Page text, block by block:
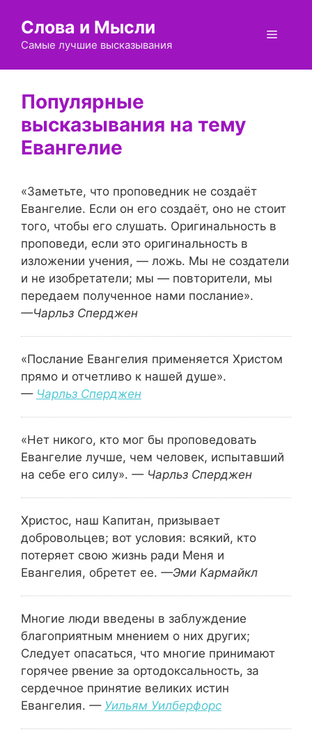
содержимому
Слова и Мысли
Самые лучшие высказывания
Меню
Евангелие
«Заметьте, что проповедник не создаёт
Евангелие. Если он его создаёт, оно не стоит
того, чтобы его слушать. Оригинальность в
проповеди, если это оригинальность в
изложении учения, — ложь. Мы не создатели
и не изобретатели; мы — повторители, мы
передаем полученное нами послание».
—Чарльз Сперджен
«Послание Евангелия применяется Христом
прямо и отчетливо к нашей душе».
— Чарльз Сперджен
«Нет никого, кто мог бы проповедовать
Евангелие лучше, чем человек, испытавший
на себе его силу». — Чарльз Сперджен
Христос, наш Капитан, призывает
добровольцев; вот условия: всякий, кто
потеряет свою жизнь ради Меня и
Евангелия, обретет ее. —Эми Кармайкл
Многие люди введены в заблуждение
благоприятным мнением о них других;
Следует опасаться, что многие принимают
горячее рвение за ортодоксальность, за
сердечное принятие великих истин
Евангелия. — Уильям Уилберфорс